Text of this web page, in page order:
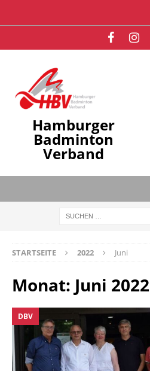
Hamburger
Badminton
Verband
STARTSEITE 2022 Juni
Monat: Juni 2022
DBV